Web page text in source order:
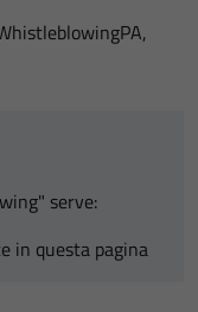
serve:
in questa pagina